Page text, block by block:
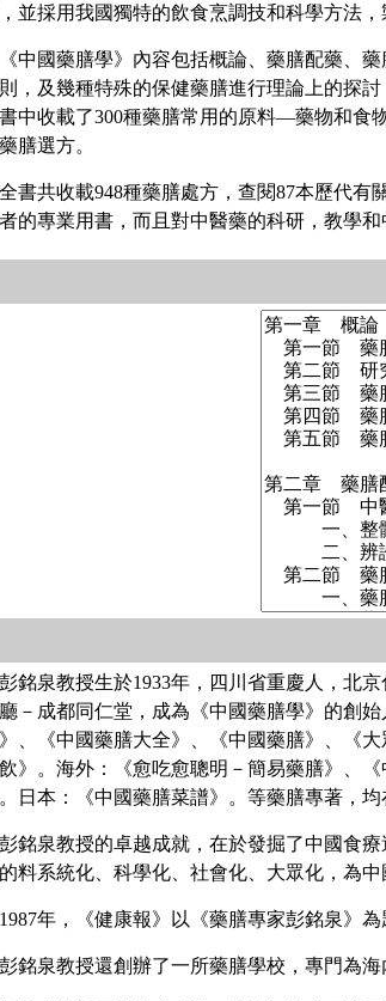
並採用我國獨特的飲食烹調技和科學方法
國藥膳學》內容包括概論、藥膳配藥、藥
，及幾種特殊的保健藥膳進行理論上的探
中收載了300種藥膳常用的原料—藥物和食
膳選方。
共收載948種藥膳處方，查閱87本歷代有
的專業用書，而且對中醫藥的科研，教學
泉教授生於1933年，四川省重慶人，北京
－成都同仁堂，成為《中國藥膳學》的創
、《中國藥膳大全》、《中國藥膳》、《
》。海外：《愈吃愈聰明－簡易藥膳》、
日本：《中國藥膳菜譜》。等藥膳專著，
泉教授的卓越成就，在於發掘了中國食療
料系統化、科學化、社會化、大眾化，為
年，《健康報》以《藥膳專家彭銘泉》為
泉教授還創辦了一所藥膳學校，專門為海